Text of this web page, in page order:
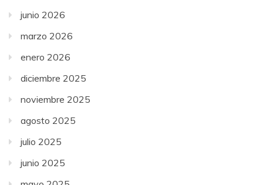
junio 2026
marzo 2026
enero 2026
diciembre 2025
noviembre 2025
agosto 2025
julio 2025
junio 2025